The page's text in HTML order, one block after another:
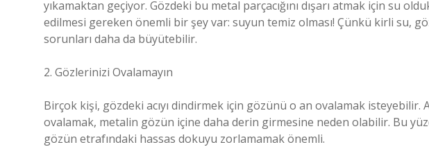
yıkamaktan geçiyor. Gözdeki bu metal parçacığını dışarı atmak için su
edilmesi gereken önemli bir şey var: suyun temiz olması! Çünkü kirli su,
sorunları daha da büyütebilir.
2. Gözlerinizi Ovalamayın
Birçok kişi, gözdeki acıyı dindirmek için gözünü o an ovalamak isteyebilir.
ovalamak, metalin gözün içine daha derin girmesine neden olabilir. Bu
gözün etrafındaki hassas dokuyu zorlamamak önemli.